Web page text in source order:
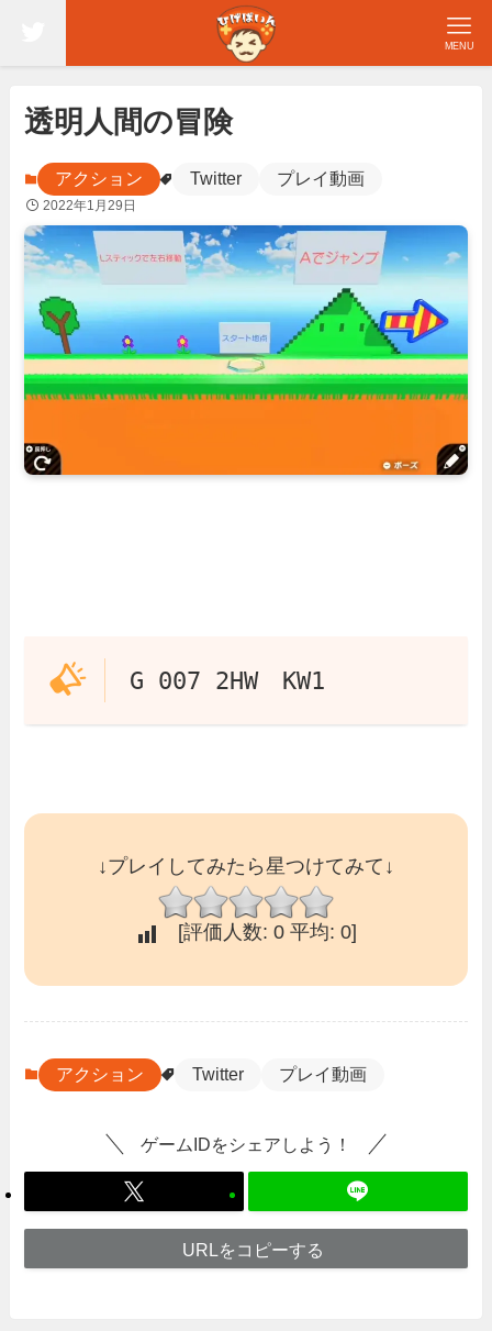
MENU
透明人間の冒険
アクション Twitter プレイ動画
2022年1月29日
G 007 2HW KW1
↓プレイしてみたら星つけてみて↓
[評価人数: 0平均: 0]
アクション Twitter プレイ動画
ゲームIDをシェアしよう！
URLをコピーする